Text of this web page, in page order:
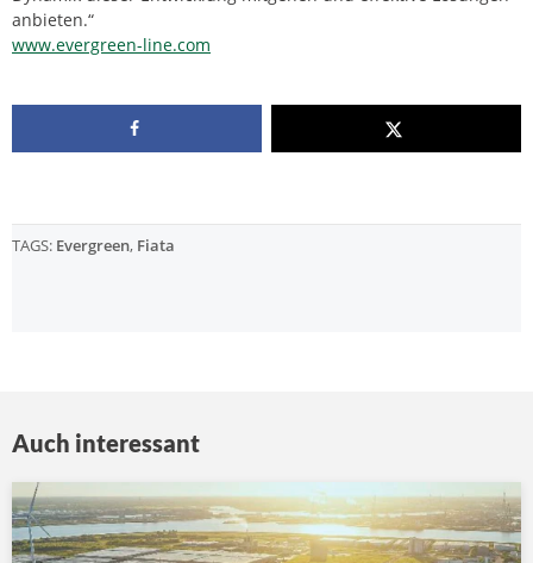
anbieten.“
www.evergreen-line.com
TAGS: Evergreen, Fiata
Auch interessant